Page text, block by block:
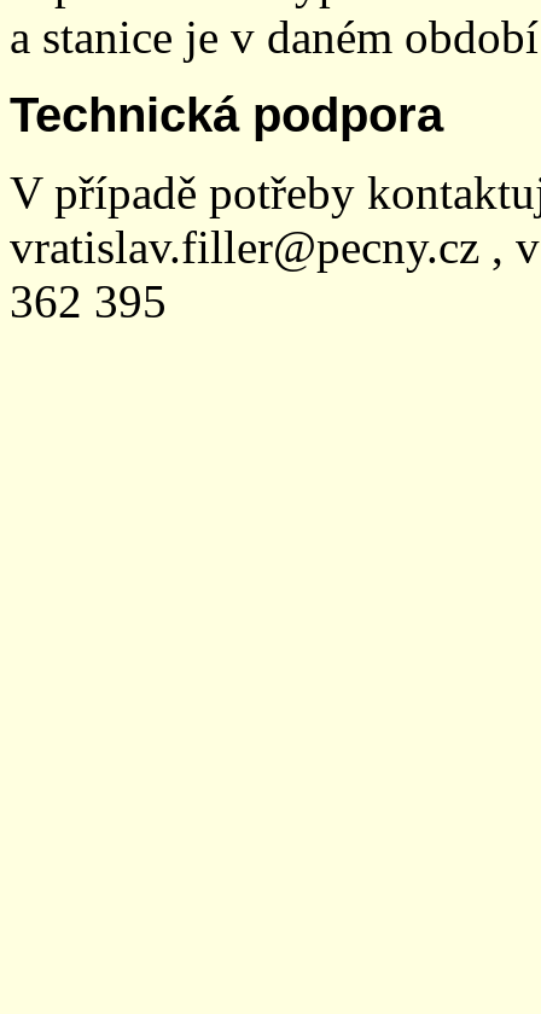
a stanice je v daném
Technická podpora
V případě potřeby
vratislav.filler@pecny.cz ,
362 395